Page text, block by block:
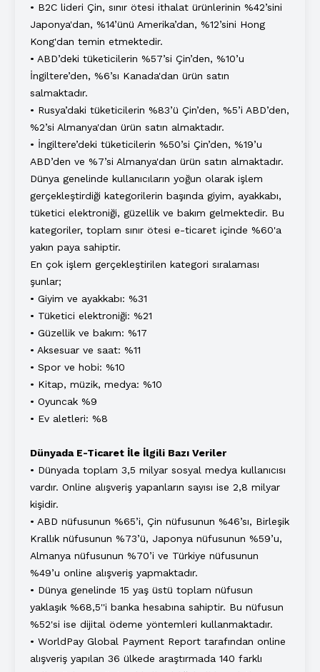
• B2C lideri Çin, sınır ötesi ithalat ürünlerinin %42’sini
Japonya'dan, %14’ünü Amerika’dan, %12’sini Hong
Kong'dan temin etmektedir.
• ABD’deki tüketicilerin %57’si Çin’den, %10’u
İngiltere’den, %6’sı Kanada'dan ürün satın
salmaktadır.
• Rusya’daki tüketicilerin %83’ü Çin’den, %5’i ABD’den,
%2’si Almanya'dan ürün satın almaktadır.
• İngiltere’deki tüketicilerin %50’si Çin’den, %19’u
ABD’den ve %7’si Almanya'dan ürün satın almaktadır.
Dünya genelinde kullanıcıların yoğun olarak işlem
gerçekleştirdiği kategorilerin başında giyim, ayakkabı,
tüketici elektroniği, güzellik ve bakım gelmektedir. Bu
kategoriler, toplam sınır ötesi e-ticaret içinde %60'a
yakın paya sahiptir.
En çok işlem gerçekleştirilen kategori sıralaması
şunlar;
• Giyim ve ayakkabı: %31
• Tüketici elektroniği: %21
• Güzellik ve bakım: %17
• Aksesuar ve saat: %11
• Spor ve hobi: %10
• Kitap, müzik, medya: %10
• Oyuncak %9
• Ev aletleri: %8
Dünyada E-Ticaret İle İlgili Bazı Veriler
• Dünyada toplam 3,5 milyar sosyal medya kullanıcısı
vardır. Online alışveriş yapanların sayısı ise 2,8 milyar
kişidir.
• ABD nüfusunun %65’i, Çin nüfusunun %46’sı, Birleşik
Krallık nüfusunun %73’ü, Japonya nüfusunun %59’u,
Almanya nüfusunun %70’i ve Türkiye nüfusunun
%49’u online alışveriş yapmaktadır.
• Dünya genelinde 15 yaş üstü toplam nüfusun
yaklaşık %68,5''i banka hesabına sahiptir. Bu nüfusun
%52'si ise dijital ödeme yöntemleri kullanmaktadır.
• WorldPay Global Payment Report tarafından online
alışveriş yapılan 36 ülkede araştırmada 140 farklı